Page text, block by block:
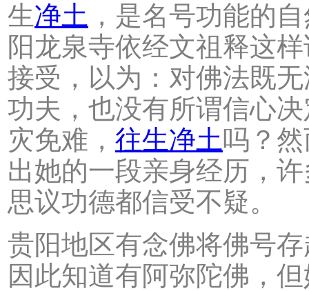
生净土 ，是名号功能的
阳龙泉寺依经文祖释这
接受，以为：对佛法既
功夫，也没有所谓信心
灾免难， 往生净土吗？
出她的一段亲身经历，
思议功德都信受不疑。
贵阳地区有念佛将佛号
因此知道有阿弥陀佛，